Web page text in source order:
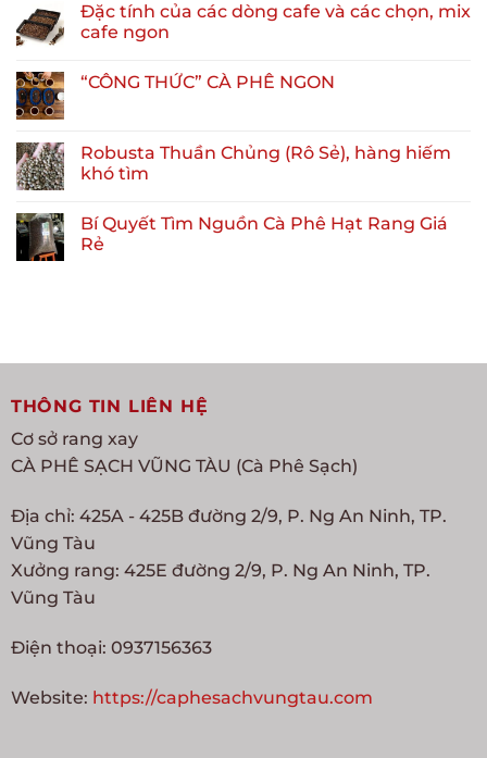
Đặc tính của các dòng cafe và các chọn, mix
cafe ngon
“CÔNG THỨC” CÀ PHÊ NGON
Robusta Thuần Chủng (Rô Sẻ), hàng hiếm
khó tìm
Bí Quyết Tìm Nguồn Cà Phê Hạt Rang Giá
Rẻ
THÔNG TIN LIÊN HỆ
Cơ sở rang xay
CÀ PHÊ SẠCH VŨNG TÀU (Cà Phê Sạch)
Địa chỉ: 425A - 425B đường 2/9, P. Ng An Ninh, TP.
Vũng Tàu
Xưởng rang: 425E đường 2/9, P. Ng An Ninh, TP.
Vũng Tàu
Điện thoại: 0937156363
Website: https://caphesachvungtau.com